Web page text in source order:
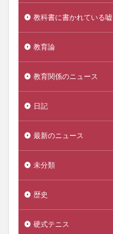
教科書に書かれている嘘
教育論
教育関係のニュース
日記
最新のニュース
未分類
歴史
硬式テニス